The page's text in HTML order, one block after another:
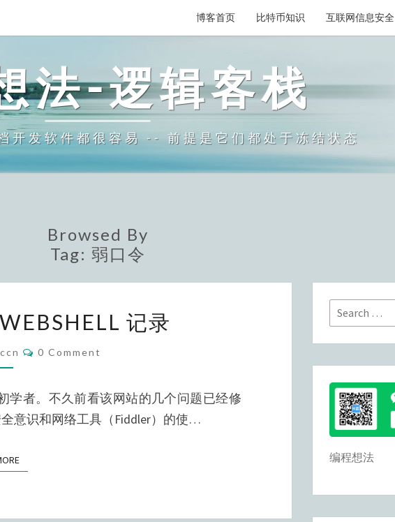
博客首页 比特币知识 互联网信息安全
法-逻辑客栈
开发软件都很容易 -- 前提是它们都处于冻结状态
Browsed By
Tag: 弱口令
次
厦
记录
Comments
0 Comment
学者。不久前看该网站的几个问题已经修
意识和网络工具（Fiddler）的使…
READ MORE
Search
for:
编程想法